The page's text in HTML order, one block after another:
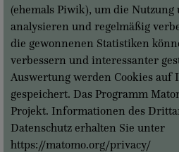
(ehemals Piwik), um die Nutzung
analysieren und regelmäßig
die gewonnenen Statistiken
verbessern und interessanter
Auswertung werden Cookies auf
gespeichert. Das Programm
Projekt. Informationen des
Datenschutz erhalten Sie unter
https://matomo.org/privacy/